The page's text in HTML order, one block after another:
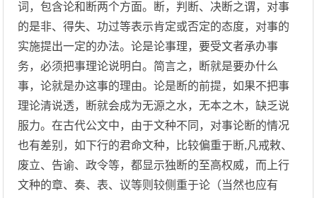
词，包含论和断两个方面。断，判断、决断之谓，对事
的是非、得失、功过等表示肯定或否定的态度，对事的
实施提出一定的办法。论是论事理，要受文者承办事
务，必须把事理论说明白。简言之，断就是要办什么
事，论就是办这事的理由。论是断的前提，如果不把事
理论清说透，断就会成为无源之水，无本之木，缺乏说
服力。在古代公文中，由于文种不同，对事论断的情况
也有差别，如下行的君命文种，比较偏重于断,凡戒敕、
废立、告谕、政令等，都显示独断的至高权威，而上行
文种的章、奏、表、议等则较侧重于论（当然也应有